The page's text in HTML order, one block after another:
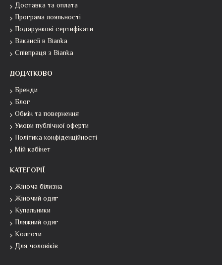
Доставка та оплата
Програма лояльності
Подарункові сертифікати
Вакансії в Bianka
Співпраця з Bianka
ДОДАТКОВО
Бренди
Блог
Обмін та повернення
Умови публічної оферти
Політика конфіденційності
Мій кабінет
КАТЕГОРІЇ
Жіноча білизна
Жіночий одяг
Купальники
Пляжний одяг
Колготи
Для чоловіків